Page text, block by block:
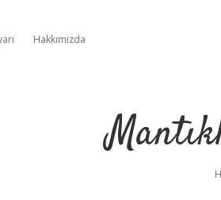
Hakkımızda